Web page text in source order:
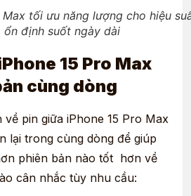
Max tối ưu năng lượng cho hiệu
ổn định suốt ngày dài
15 Pro Max
cùng dòng
về pin giữa iPhone 15 Pro Max
lại trong cùng dòng để giúp
phiên bản nào tốt hơn về
cân nhắc tùy nhu cầu: